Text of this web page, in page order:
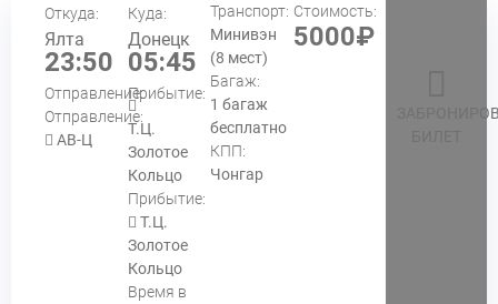
Откуда:
Ялта
23:50
Отправление:
Отправление:
АВ-Ц
Куда:
Донецк
05:45
Прибытие:
Т.Ц.
Золотое
Кольцо
Прибытие:
Т.Ц.
Золотое
Кольцо
Время в
Транспорт:
Минивэн
(8 мест)
Багаж:
1 багаж
бесплатно
КПП:
Чонгар
Стоимость:
5000₽